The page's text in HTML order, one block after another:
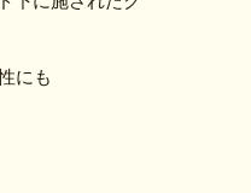
にも